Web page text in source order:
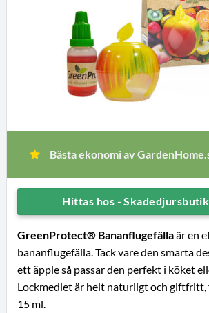
Bästa ekonomi av
Hittas hos -
GreenProtect® Bananflugefällaär en
bananflugefälla. Tack vare den smarta
ett äpple så passar den perfekt i köket
Lockmedlet är helt naturligt och giftfritt,
15 ml.